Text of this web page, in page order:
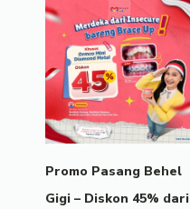
Promo Pasang Behel
Gigi – Diskon 45% dari